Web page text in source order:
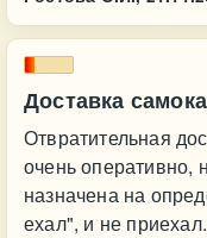
Доставка
Отвратительная
очень оперативно,
назначена на
ехал", и не приехал.